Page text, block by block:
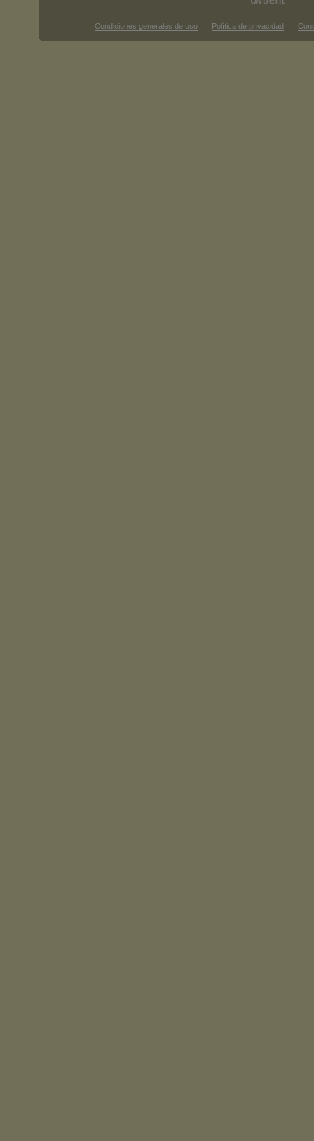
Condiciones generales de uso Política de privacidad